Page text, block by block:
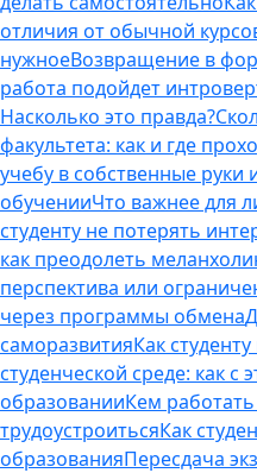
отличия от обычной
нужноеВозвращение в
работа подойдет
Насколько это правда?
факультета: как и где
учебу в собственные
обученииЧто важнее для
студенту не потерять
как преодолеть
перспектива или
через программы обмена
саморазвитияКак
студенческой среде: как с
образованииКем
трудоустроитьсяКак
образованияПересдача